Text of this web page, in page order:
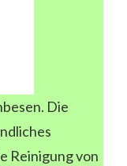
Die
Reinigung von